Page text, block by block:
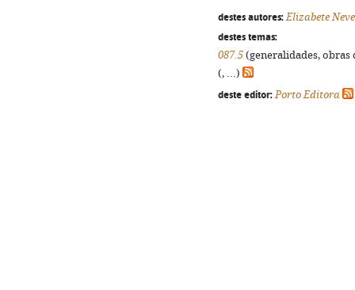
destes autores: Elizabete
destes temas:
087.5 (generalidades,
(, ...)
deste editor: Porto Editora